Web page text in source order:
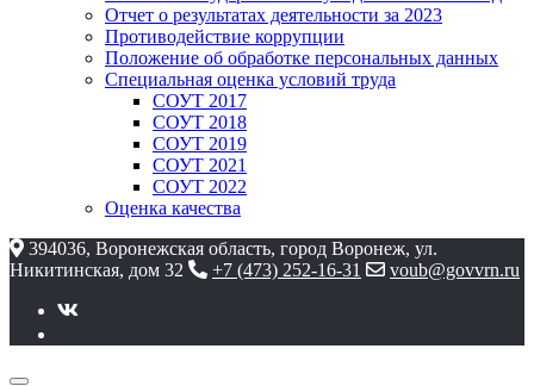
Отчет о результатах деятельности за 2023
Противодействие коррупции
Положение об обработке персональных данных
Специальная оценка условий труда
СОУТ 2017
СОУТ 2018
СОУТ 2019
СОУТ 2021
СОУТ 2022
Оценка качества
394036, Воронежская область, город Воронеж, ул.
Никитинская, дом 32
+7 (473) 252-16-31 voub@govvrn.ru